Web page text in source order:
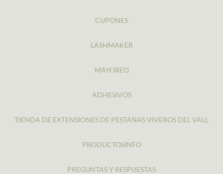
CUPONES
LASHMAKER
MAYOREO
ADHESIVOS
TIENDA DE EXTENSIONES DE PESTAÑAS VIVEROS DEL VALL
PRODUCTOSINFO
PREGUNTAS Y RESPUESTAS